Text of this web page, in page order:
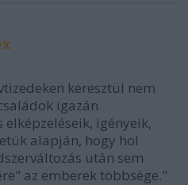
keresztül nem
igazán
igényeik,
alapján, hogy hol
után sem
az emberek többsége."